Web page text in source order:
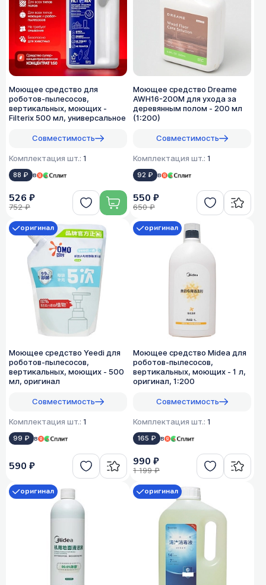
Моющее средство для
роботов-пылесосов,
вертикальных, моющих -
Filterix 500 мл, универсальное
Совместимость
Комплектация шт.: 1
88 ₽ в
526 ₽
752 ₽
Моющее средство Dreame
AWH16-200M для ухода за
деревянным полом - 200 мл
(1:200)
Совместимость
Комплектация шт.: 1
92 ₽ в
550 ₽
650 ₽
Моющее средство Yeedi для
роботов-пылесосов,
вертикальных, моющих - 500
мл, оригинал
Совместимость
Комплектация шт.: 1
99 ₽ в
оригинал
590 ₽
Моющее средство Midea для
роботов-пылесосов,
вертикальных, моющих - 1 л,
оригинал, 1:200
Совместимость
Комплектация шт.: 1
165 ₽ в
оригинал
990 ₽
1 199 ₽
оригинал оригинал